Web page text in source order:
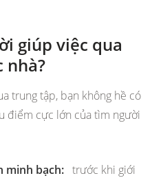
giúp việc qua
nhà?
trung tập, bạn không hề có
điểm cực lớn của tìm người
minh bạch: trước khi giới